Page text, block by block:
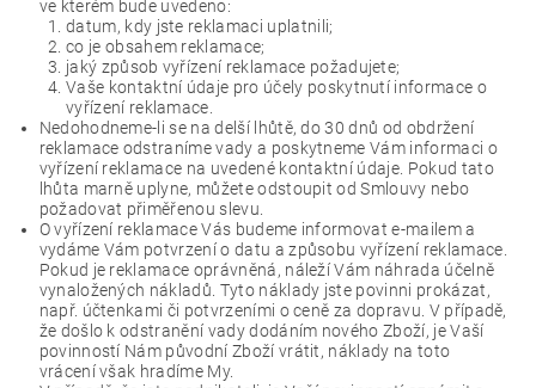
ve kterém bude uvedeno:
datum, kdy jste reklamaci uplatnili;
co je obsahem reklamace;
jaký způsob vyřízení reklamace požadujete;
Vaše kontaktní údaje pro účely poskytnutí informace o
vyřízení reklamace.
Nedohodneme-li se na delší lhůtě, do 30 dnů od obdržení
reklamace odstraníme vady a poskytneme Vám informaci o
vyřízení reklamace na uvedené kontaktní údaje. Pokud tato
lhůta marně uplyne, můžete odstoupit od Smlouvy nebo
požadovat přiměřenou slevu.
O vyřízení reklamace Vás budeme informovat e-mailem a
vydáme Vám potvrzení o datu a způsobu vyřízení reklamace.
Pokud je reklamace oprávněná, náleží Vám náhrada účelně
vynaložených nákladů. Tyto náklady jste povinni prokázat,
např. účtenkami či potvrzeními o ceně za dopravu. V případě,
že došlo k odstranění vady dodáním nového Zboží, je Vaší
povinností Nám původní Zboží vrátit, náklady na toto
vrácení však hradíme My.